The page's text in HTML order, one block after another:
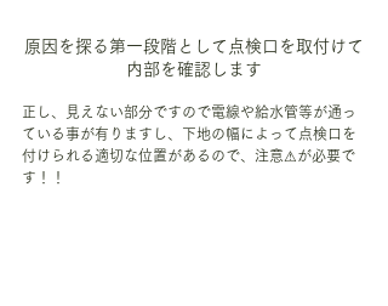
原因を探る第一段階として点検口を取付けて
内部を確認します
正し、見えない部分ですので電線や給水管等が通っ
ている事が有りますし、下地の幅によって点検口を
付けられる適切な位置があるので、注意⚠が必要で
す！！